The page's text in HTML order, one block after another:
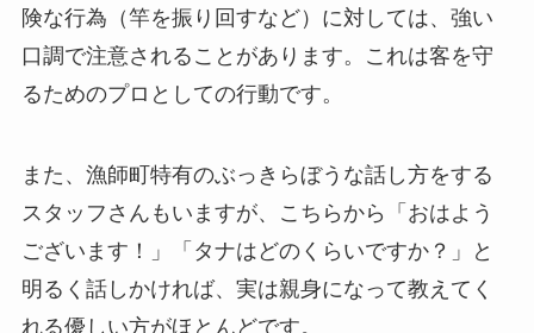
険な行為（竿を振り回すなど）に対しては、強い
口調で注意されることがあります。これは客を守
るためのプロとしての行動です。
また、漁師町特有のぶっきらぼうな話し方をする
スタッフさんもいますが、こちらから「おはよう
ございます！」「タナはどのくらいですか？」と
明るく話しかければ、実は親身になって教えてく
れる優しい方がほとんどです。